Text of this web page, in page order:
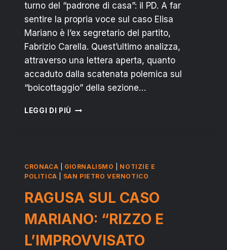
turno del “padrone di casa”: il PD. A far
sentire la propria voce sul caso Elisa
Mariano è l’ex segretario del partito,
Fabrizio Carella. Quest’ultimo analizza,
attraverso una lettera aperta, quanto
accaduto dalla scatenata polemica sul
“boicottaggio” della sezione…
LEGGI DI PIÙ CARELLA
“INTERESSATO
ALL’OGGI
AL
DOMANI”
CRONACA GIORNALISMO
NOTIZIE E
POLITICA
SAN PIETRO VERNOTICO
RAGUSA SUL CASO
MARIANO: “RIZZO E
L’IMPROVVISATO